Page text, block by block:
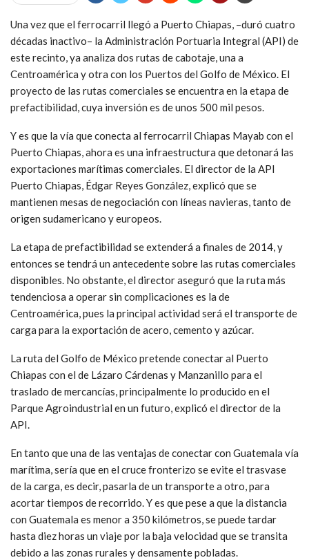
Una vez que el ferrocarril llegó a Puerto Chiapas, –duró cuatro
décadas inactivo– la Administración Portuaria Integral (API) de
este recinto, ya analiza dos rutas de cabotaje, una a
Centroamérica y otra con los Puertos del Golfo de México. El
proyecto de las rutas comerciales se encuentra en la etapa de
prefactibilidad, cuya inversión es de unos 500 mil pesos.
Y es que la vía que conecta al ferrocarril Chiapas Mayab con el
Puerto Chiapas, ahora es una infraestructura que detonará las
exportaciones marítimas comerciales. El director de la API
Puerto Chiapas, Édgar Reyes González, explicó que se
mantienen mesas de negociación con líneas navieras, tanto de
origen sudamericano y europeos.
La etapa de prefactibilidad se extenderá a finales de 2014, y
entonces se tendrá un antecedente sobre las rutas comerciales
disponibles. No obstante, el director aseguró que la ruta más
tendenciosa a operar sin complicaciones es la de
Centroamérica, pues la principal actividad será el transporte de
carga para la exportación de acero, cemento y azúcar.
La ruta del Golfo de México pretende conectar al Puerto
Chiapas con el de Lázaro Cárdenas y Manzanillo para el
traslado de mercancías, principalmente lo producido en el
Parque Agroindustrial en un futuro, explicó el director de la
API.
En tanto que una de las ventajas de conectar con Guatemala vía
marítima, sería que en el cruce fronterizo se evite el trasvase
de la carga, es decir, pasarla de un transporte a otro, para
acortar tiempos de recorrido. Y es que pese a que la distancia
con Guatemala es menor a 350 kilómetros, se puede tardar
hasta diez horas un viaje por la baja velocidad que se transita
debido a las zonas rurales y densamente pobladas.